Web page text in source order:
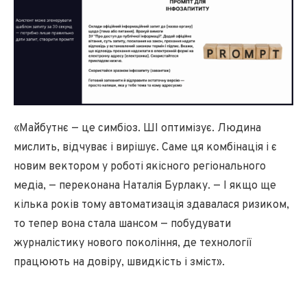
«Майбутнє — це симбіоз. ШІ оптимізує. Людина
мислить, відчуває і вирішує. Саме ця комбінація і є
новим вектором у роботі якісного регіонального
медіа, — переконана Наталія Бурлаку. — І якщо ще
кілька років тому автоматизація здавалася ризиком,
то тепер вона стала шансом — побудувати
журналістику нового покоління, де технології
працюють на довіру, швидкість і зміст».